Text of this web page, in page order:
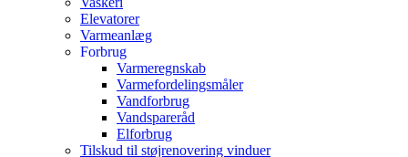
Elevatorer
Varmeanlæg
Forbrug
Varmeregnskab
Varmefordelingsmåler
Vandforbrug
Vandspareråd
Elforbrug
Tilskud til støjrenovering vinduer